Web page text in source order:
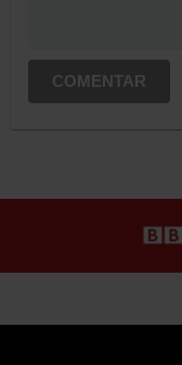
COMENTAR